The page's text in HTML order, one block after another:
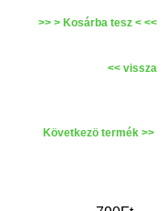
>> > Kosárba tesz < <<
<< vissza
Következö termék >>